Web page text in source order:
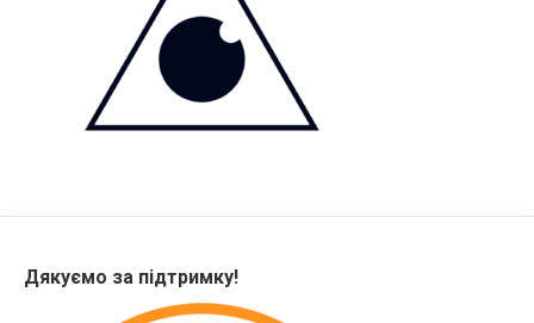
Дякуємо за підтримку!